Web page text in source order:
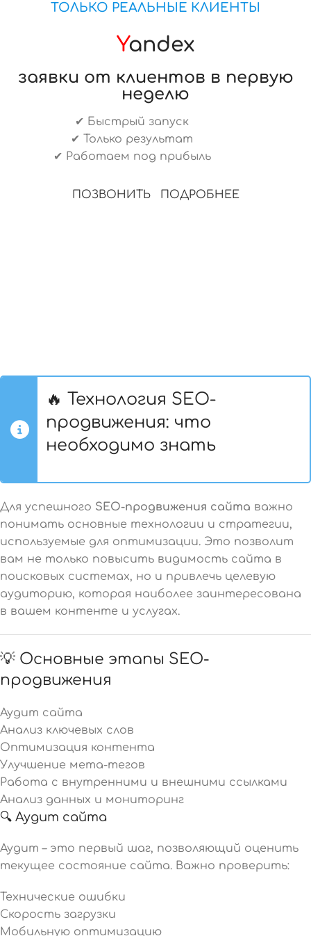
ТОЛЬКО РЕАЛЬНЫЕ КЛИЕНТЫ
Yandex
заявки от клиентов в первую
неделю
✔ Быстрый запуск
✔ Только результат
✔ Работаем под прибыль
ПОЗВОНИТЬ ПОДРОБНЕЕ
🔥 Технология SEO-
продвижения: что
необходимо знать
Для успешного SEO-продвижения сайта важно
понимать основные технологии и стратегии,
используемые для оптимизации. Это позволит
вам не только повысить видимость сайта в
поисковых системах, но и привлечь целевую
аудиторию, которая наиболее заинтересована
в вашем контенте и услугах.
💡 Основные этапы SEO-
продвижения
Аудит сайта
Анализ ключевых слов
Оптимизация контента
Улучшение мета-тегов
Работа с внутренними и внешними ссылками
Анализ данных и мониторинг
🔍 Аудит сайта
Аудит – это первый шаг, позволяющий оценить
текущее состояние сайта. Важно проверить:
Технические ошибки
Скорость загрузки
Мобильную оптимизацию